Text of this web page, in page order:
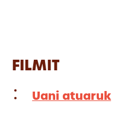
FILMIT
Uani atuaruk